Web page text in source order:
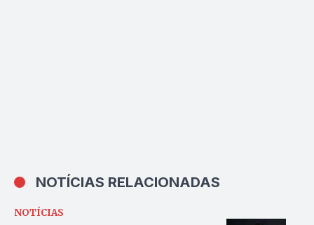
NOTÍCIAS RELACIONADAS
NOTÍCIAS